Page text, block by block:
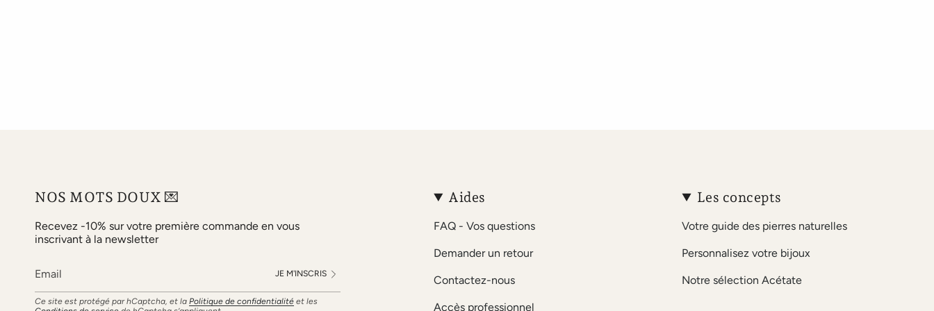
NOS MOTS DOUX 💌
Recevez -10% sur votre première commande en vous
inscrivant à la newsletter
JE M'INSCRIS
Ce site est protégé par hCaptcha, et la Politique de confidentialité et les
Aides
FAQ - Vos questions
Demander un retour
Contactez-nous
Accès professionnel
Les concepts
Votre guide des pierres naturelles
Personnalisez votre bijoux
Notre sélection Acétate